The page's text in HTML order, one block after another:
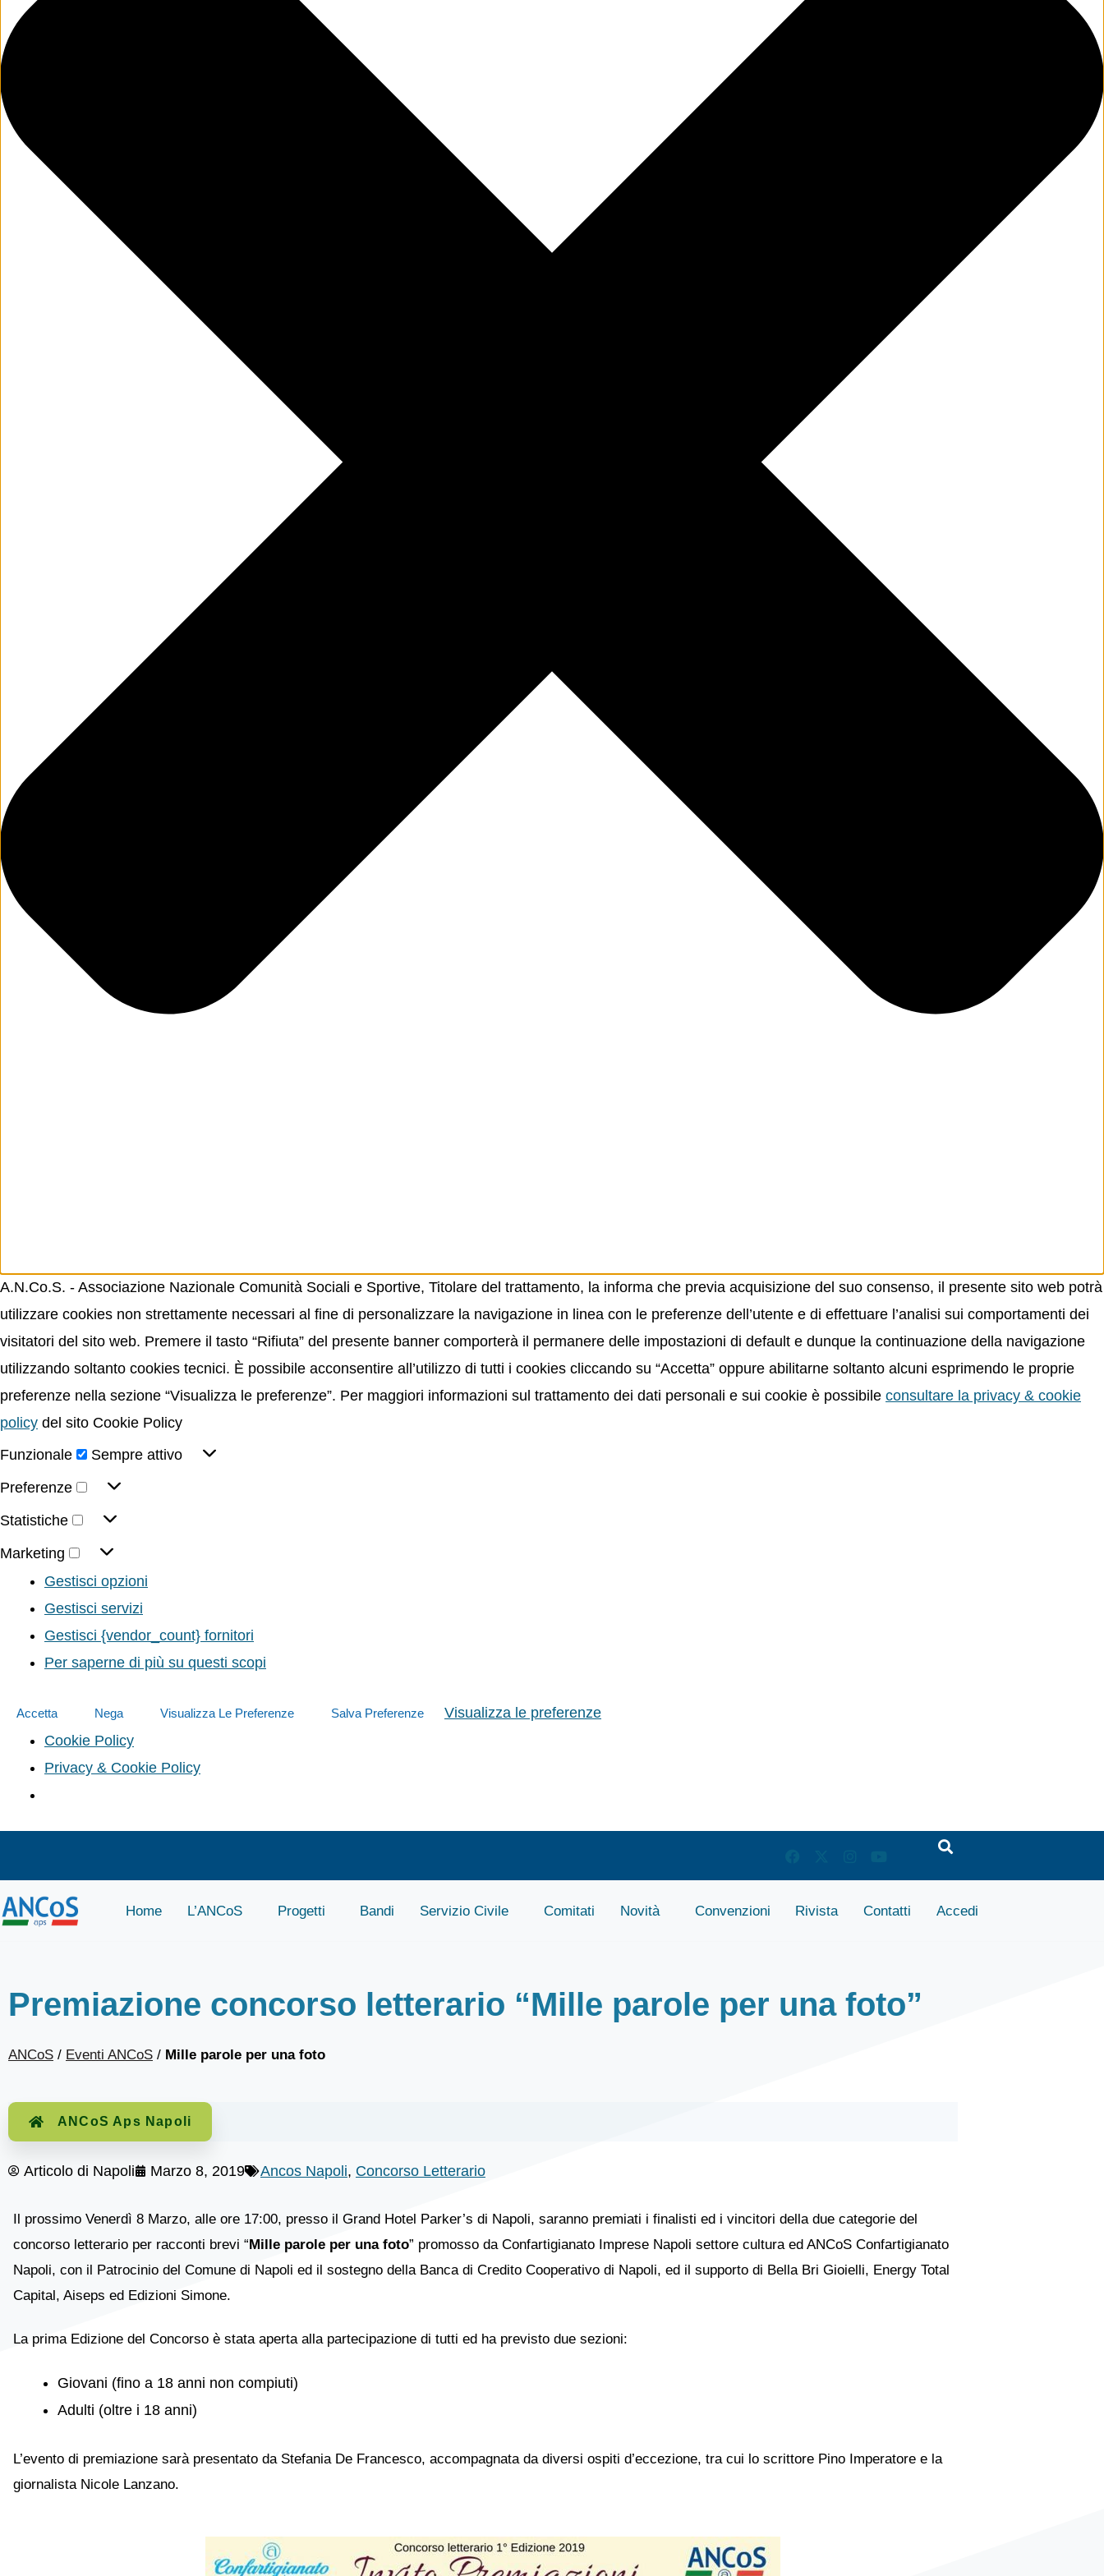
A.N.Co.S. - Associazione Nazionale Comunità Sociali e Sportive, Titolare del trattamento, la informa che previa acquisizione del suo consenso, il presente sito web potrà
utilizzare cookies non strettamente necessari al fine di personalizzare la navigazione in linea con le preferenze dell’utente e di effettuare l’analisi sui comportamenti dei
visitatori del sito web. Premere il tasto “Rifiuta” del presente banner comporterà il permanere delle impostazioni di default e dunque la continuazione della navigazione
utilizzando soltanto cookies tecnici. È possibile acconsentire all’utilizzo di tutti i cookies cliccando su “Accetta” oppure abilitarne soltanto alcuni esprimendo le proprie
preferenze nella sezione “Visualizza le preferenze”. Per maggiori informazioni sul trattamento dei dati personali e sui cookie è possibile consultare la privacy & cookie
policy del sito Cookie Policy
Funzionale
Sempre attivo
Preferenze
Statistiche
Marketing
Gestisci opzioni
Gestisci servizi
Gestisci {vendor_count} fornitori
Per saperne di più su questi scopi
Accetta Nega Visualizza Le Preferenze Salva Preferenze
Visualizza le preferenze
Cookie Policy
Privacy & Cookie Policy
Home L’ANCoS Progetti Bandi Servizio Civile Comitati Novità Convenzioni Rivista Contatti Accedi
Premiazione concorso letterario “Mille parole per una foto”
ANCoS / Eventi ANCoS / Mille parole per una foto
ANCoS Aps Napoli
Articolo di Napoli Marzo 8, 2019 Ancos Napoli, Concorso Letterario
Il prossimo Venerdì 8 Marzo, alle ore 17:00, presso il Grand Hotel Parker’s di Napoli, saranno premiati i finalisti ed i vincitori della due categorie del
concorso letterario per racconti brevi “Mille parole per una foto” promosso da Confartigianato Imprese Napoli settore cultura ed ANCoS Confartigianato
Napoli, con il Patrocinio del Comune di Napoli ed il sostegno della Banca di Credito Cooperativo di Napoli, ed il supporto di Bella Bri Gioielli, Energy Total
Capital, Aiseps ed Edizioni Simone.
La prima Edizione del Concorso è stata aperta alla partecipazione di tutti ed ha previsto due sezioni:
Giovani (fino a 18 anni non compiuti)
Adulti (oltre i 18 anni)
L’evento di premiazione sarà presentato da Stefania De Francesco, accompagnata da diversi ospiti d’eccezione, tra cui lo scrittore Pino Imperatore e la
giornalista Nicole Lanzano.